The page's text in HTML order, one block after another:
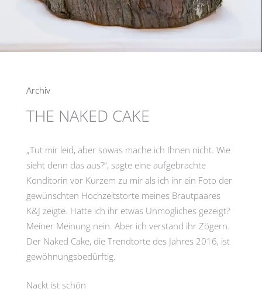
Archiv
THE NAKED CAKE
„Tut mir leid, aber sowas mache ich Ihnen nicht. Wie
sieht denn das aus?“, sagte eine aufgebrachte
Konditorin vor Kurzem zu mir als ich ihr ein Foto der
gewünschten Hochzeitstorte meines Brautpaares
K&J zeigte. Hatte ich ihr etwas Unmögliches gezeigt?
Meiner Meinung nein. Aber ich verstand ihr Zögern.
Der Naked Cake, die Trendtorte des Jahres 2016, ist
gewöhnungsbedürftig.
Nackt ist schön